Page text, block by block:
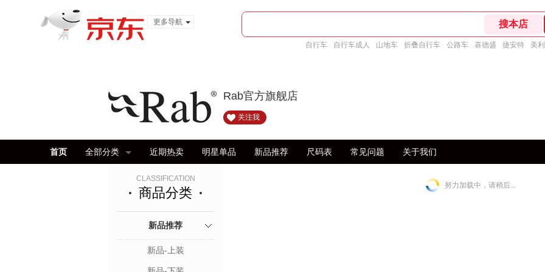
更多导航
自行车 自行车成人 山地车 折叠自行车 公路车 喜德盛 捷安特 美
Rab官方旗舰店
关注我
首页 全部分类 近期热卖 明星单品 新品推荐 尺码表 常见问题 关于我们
CLASSIFICATION
商品分类
新品推荐
新品-上装
努力加载中，请稍后...